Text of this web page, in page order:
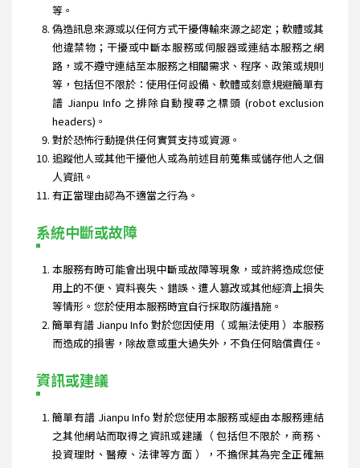
等。
偽造訊息來源或以任何方式干擾傳輸來源之認定；軟體或其
他違禁物；干擾或中斷本服務或伺服器或連結本服務之網
路，或不遵守連結至本服務之相關需求、程序、政策或規則
等，包括但不限於：使用任何設備、軟體或刻意規避簡單有
譜 Jianpu Info 之排除自動搜尋之標頭 (robot exclusion
headers)。
對於恐怖行動提供任何實質支持或資源。
追蹤他人或其他干擾他人或為前述目前蒐集或儲存他人之個
人資訊。
有正當理由認為不適當之行為。
系統中斷或故障
本服務有時可能會出現中斷或故障等現象，或許將造成您使
用上的不便、資料喪失、錯誤、遭人篡改或其他經濟上損失
等情形。您於使用本服務時宜自行採取防護措施。
簡單有譜 Jianpu Info 對於您因使用（ 或無法使用 ）本服務
而造成的損害，除故意或重大過失外，不負任何賠償責任。
資訊或建議
簡單有譜 Jianpu Info 對於您使用本服務或經由本服務連結
之其他網站而取得之資訊或建議（ 包括但不限於，商務、
投資理財、醫療、法律等方面 ），不擔保其為完全正確無